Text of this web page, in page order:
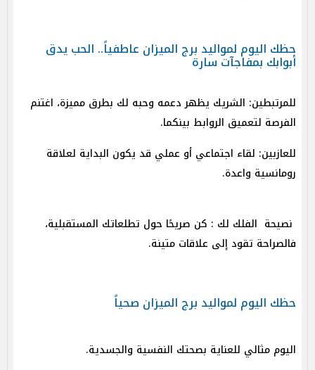
حظك اليوم لمواليد برج الميزان عاطفياً.. الحب يدق
أبوابك بمفاجآت سارة
للمرتبطين: الشريك يظهر دعمه وحبه لك بطرق مميزة، اغتنم
الفرصة لتعميق الروابط بينكما.
للعازبين: لقاء اجتماعي أو عملي قد يكون البداية لعلاقة
رومانسية واعدة.
نصيحة الفلك لك : كن صريحًا حول تطلعاتك المستقبلية،
فالصراحة تقود إلى علاقات متينة.
حظك اليوم لمواليد برج الميزان صحياً
اليوم مثالي للعناية بصحتك النفسية والجسدية.